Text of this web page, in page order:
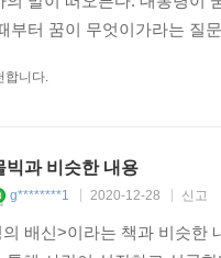
부터 꿈이 무엇이가라는 질
합니다.
빅과 비슷한 내용
g********1 2020-12-28 신고
배신>이라는 책과 비슷한